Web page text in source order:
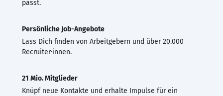
passt.
Persönliche Job-Angebote
Lass Dich finden von Arbeitgebern und über 20.000
Recruiter·innen.
21 Mio. Mitglieder
Knüpf neue Kontakte und erhalte Impulse für ein